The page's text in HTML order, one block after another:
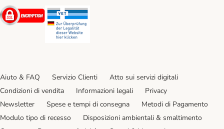
Security
Aiuto & FAQ Servizio Clienti
Atto sui servizi digitali
Condizioni di vendita
Informazioni legali
Privacy
Newsletter
Spese e tempi di consegna
Metodi di Pagamento
Modulo tipo di recesso
Disposizioni ambientali & smaltimento